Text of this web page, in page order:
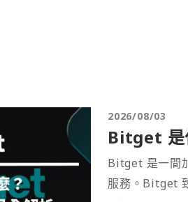
2026/08/03
Bitget 是
Bitget 是一間
服務。Bitget